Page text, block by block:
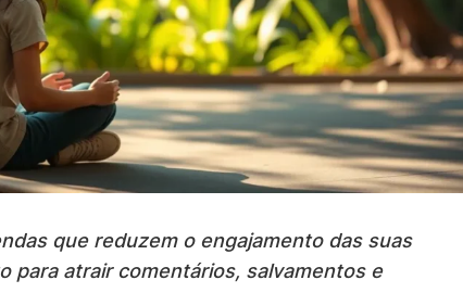
que reduzem o engajamento das suas
para atrair comentários, salvamentos e